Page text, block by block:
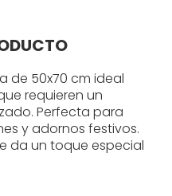
de 50x70 cm ideal
requieren un
Perfecta para
y adornos festivos.
da un toque especial